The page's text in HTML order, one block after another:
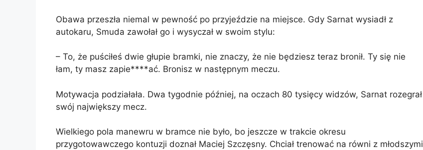
Obawa przeszła niemal w pewność po przyjeździe na miejsce. Gdy Sarnat wysiadł z
autokaru, Smuda zawołał go i wysyczał w swoim stylu:
– To, że puściłeś dwie głupie bramki, nie znaczy, że nie będziesz teraz bronił. Ty się nie
łam, ty masz zapie****ać. Bronisz w następnym meczu.
Motywacja podziałała. Dwa tygodnie później, na oczach 80 tysięcy widzów, Sarnat rozegrał
swój największy mecz.
Wielkiego pola manewru w bramce nie było, bo jeszcze w trakcie okresu
przygotowawczego kontuzji doznał Maciej Szczęsny. Chciał trenować na równi z młodszymi